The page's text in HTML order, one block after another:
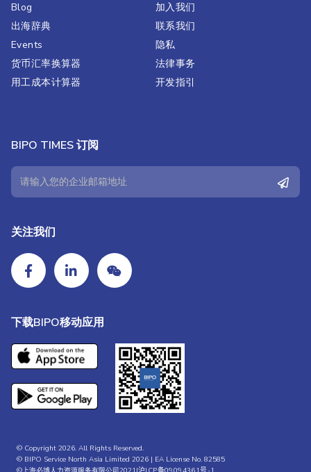
Blog
出海辞典
Events
货币汇率换算器
用工成本计算器
加入我们
联系我们
隐私
法律事务
开发指引
BIPO TIMES 订阅
关注我们
下载BIPO移动应用
© Copyright 2026. All Rights Reserved.
© BIPO Service North Asia Limited 2026 | EA License No. 82585